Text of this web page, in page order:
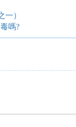
）
嗎?